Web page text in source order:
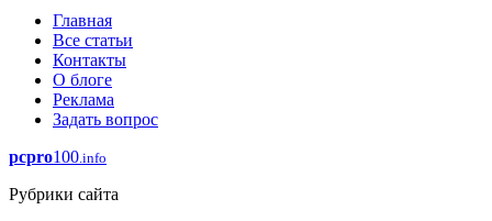
Главная
Все статьи
Контакты
О блоге
Реклама
Задать вопрос
pcpro100.info
Рубрики сайта